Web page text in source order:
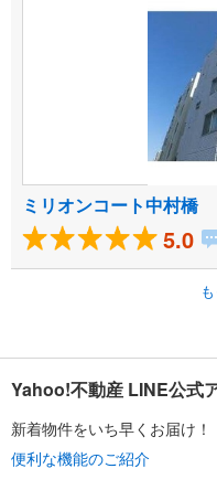
ミリオンコート中村橋
5.0
Yahoo!不動産 LINE公式
新着物件をいち早くお届け！
便利な機能のご紹介